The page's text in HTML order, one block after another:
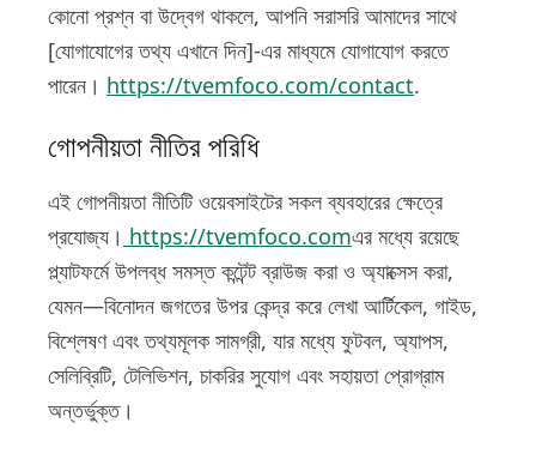
কোনো প্রশ্ন বা উদ্বেগ থাকলে, আপনি সরাসরি আমাদের সাথে
[যোগাযোগের তথ্য এখানে দিন]-এর মাধ্যমে যোগাযোগ করতে
পারেন। https://tvemfoco.com/contact.
গোপনীয়তা নীতির পরিধি
এই গোপনীয়তা নীতিটি ওয়েবসাইটের সকল ব্যবহারের ক্ষেত্রে
প্রযোজ্য। https://tvemfoco.comএর মধ্যে রয়েছে
প্ল্যাটফর্মে উপলব্ধ সমস্ত কন্টেন্ট ব্রাউজ করা ও অ্যাক্সেস করা,
যেমন—বিনোদন জগতের উপর কেন্দ্র করে লেখা আর্টিকেল, গাইড,
বিশ্লেষণ এবং তথ্যমূলক সামগ্রী, যার মধ্যে ফুটবল, অ্যাপস,
সেলিব্রিটি, টেলিভিশন, চাকরির সুযোগ এবং সহায়তা প্রোগ্রাম
অন্তর্ভুক্ত।